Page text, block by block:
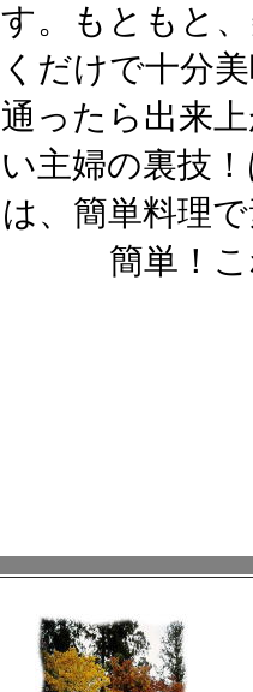
す。もともと
くだけで十分
通ったら出来
い主婦の裏技
は、簡単料理
簡単！